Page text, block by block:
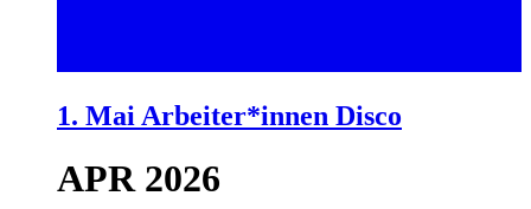
1. Mai Arbeiter*innen Disco
APR 2026